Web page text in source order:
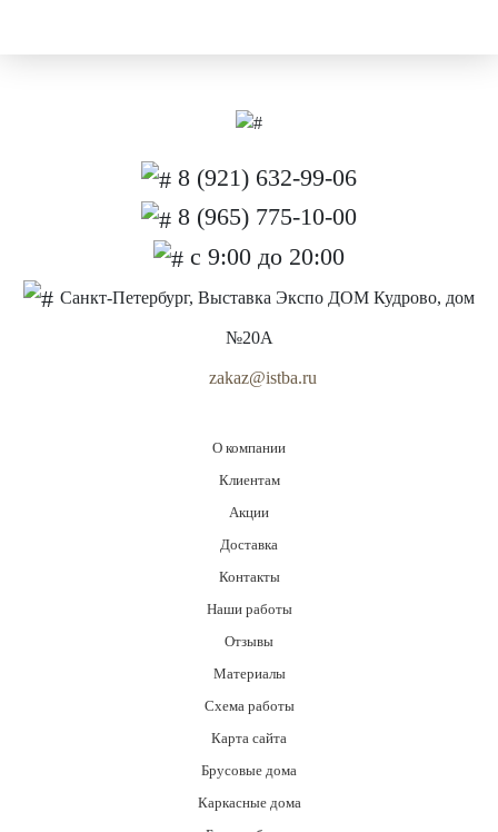
8 (921) 632-99-06
8 (965) 775-10-00
с 9:00 до 20:00
Санкт-Петербург, Выставка Экспо ДОМ Кудрово, дом
№20А
zakaz@istba.ru
О компании
Клиентам
Акции
Доставка
Контакты
Наши работы
Отзывы
Материалы
Схема работы
Карта сайта
Брусовые дома
Каркасные дома